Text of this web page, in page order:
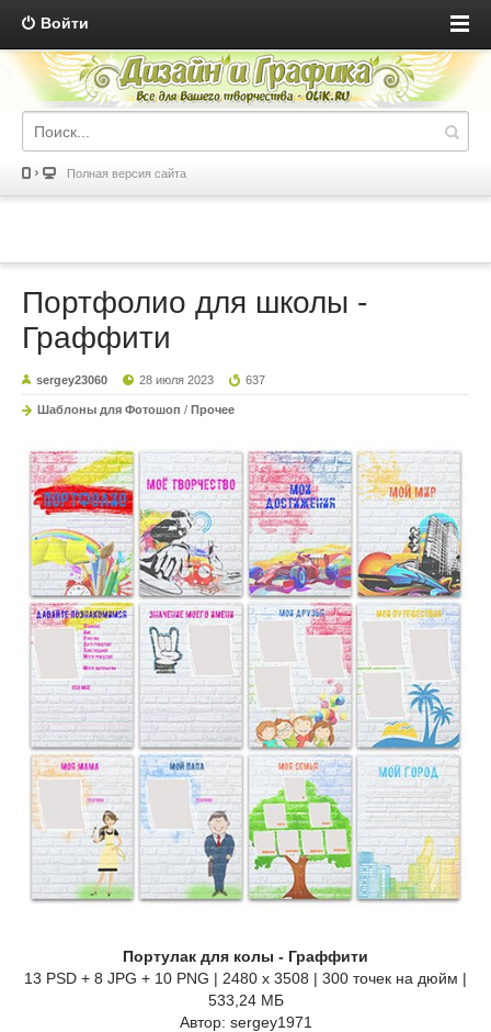
Войти
Полная версия сайта
Портфолио для школы -
Граффити
sergey23060 28 июля 2023 637
Шаблоны для Фотошоп / Прочее
Портулак для колы - Граффити
13 PSD + 8 JPG + 10 PNG | 2480 x 3508 | 300 точек на дюйм |
533,24 МБ
Автор: sergey1971